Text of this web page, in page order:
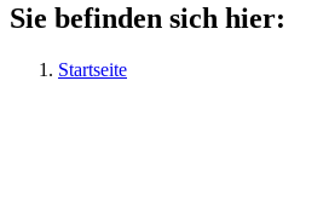
Sie befinden sich hier:
Startseite